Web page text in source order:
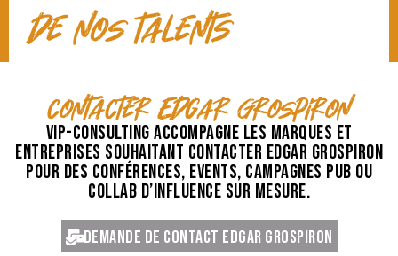
de nos talents
contacter Edgar Grospiron
VIP-Consulting accompagne les marques et
entreprises souhaitant contacter Edgar Grospiron
pour des conférences, events, campagnes pub ou
collab d’influence sur mesure.
Demande de contact Edgar Grospiron